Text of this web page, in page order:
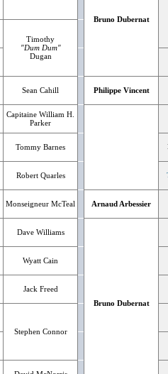
Bruno Dubernat
Timothy
"Dum Dum"
Dugan
Sean Cahill Philippe Vincent
Capitaine William H.
Parker
Tommy Barnes
Robert Quarles
Monseigneur McTeal Arnaud Arbessier
Dave Williams
Bruno Dubernat
Wyatt Cain
Jack Freed
Stephen Connor